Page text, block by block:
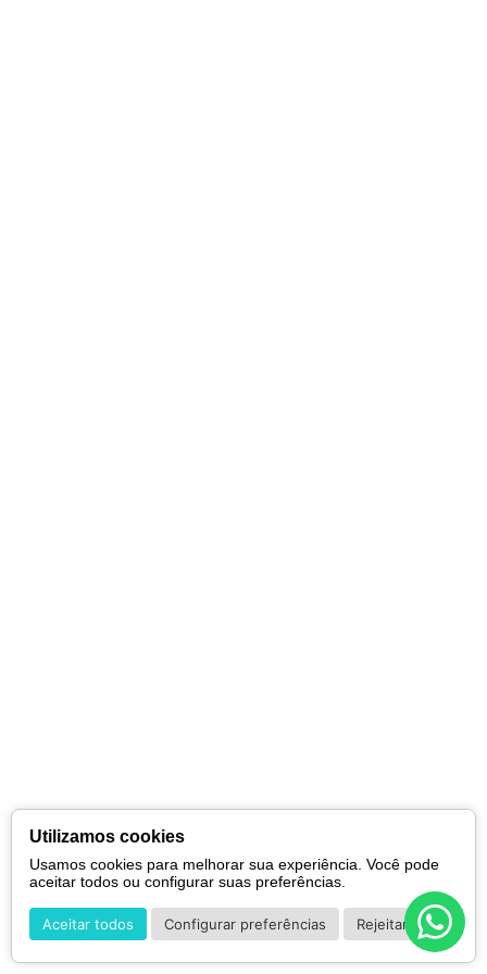
Utilizamos cookies
Usamos cookies para melhorar sua experiência. Você pode
aceitar todos ou configurar suas preferências.
Aceitar todos Configurar preferências Rejeitar